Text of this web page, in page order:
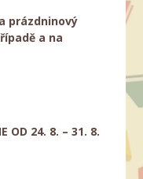
prázdninový
a na
OD 24. 8. – 31. 8.